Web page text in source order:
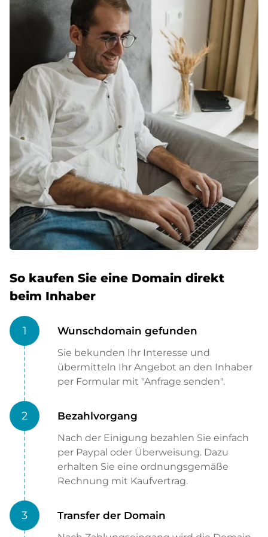
So kaufen Sie eine Domain direkt
beim Inhaber
1 Wunschdomain gefunden
Sie bekunden Ihr Interesse und
übermitteln Ihr Angebot an den Inhaber
per Formular mit "Anfrage senden".
2 Bezahlvorgang
Nach der Einigung bezahlen Sie einfach
per Paypal oder Überweisung. Dazu
erhalten Sie eine ordnungsgemäße
Rechnung mit Kaufvertrag.
3 Transfer der Domain